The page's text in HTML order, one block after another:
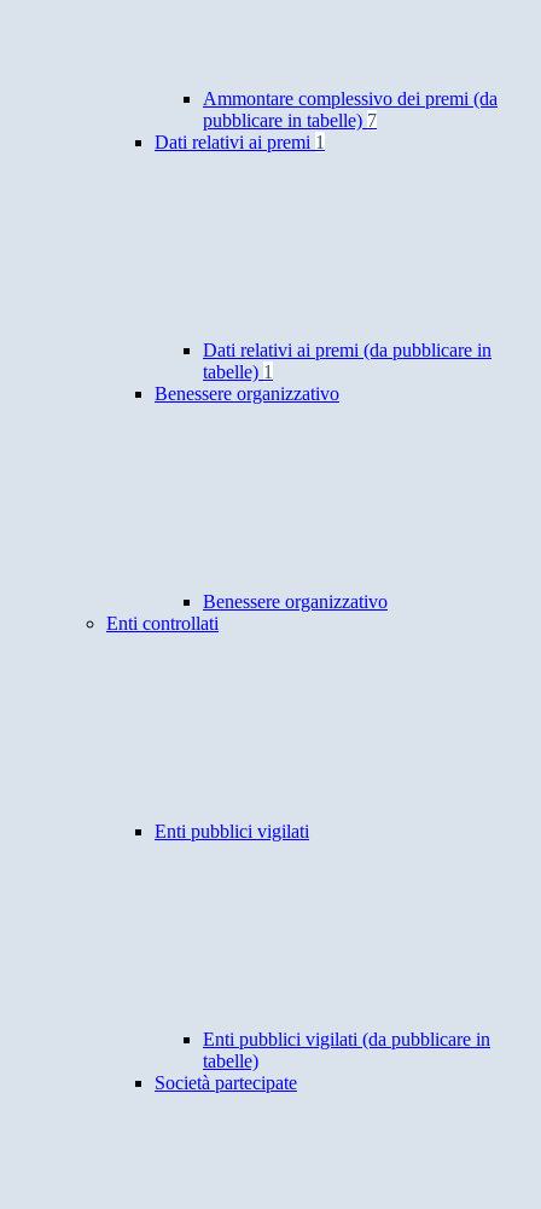
Ammontare complessivo dei premi (da
pubblicare in tabelle) 7
Dati relativi ai premi 1
Dati relativi ai premi (da pubblicare in
tabelle) 1
Benessere organizzativo
Benessere organizzativo
Enti controllati
Enti pubblici vigilati
Enti pubblici vigilati (da pubblicare in
tabelle)
Società partecipate